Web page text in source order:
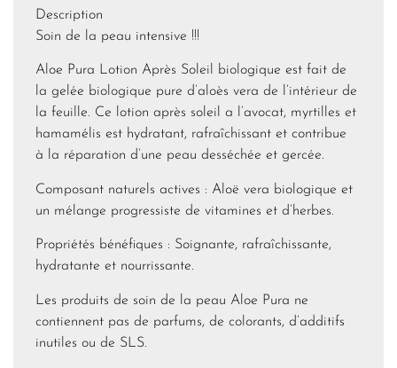
Description
Soin de la peau intensive !!!
Aloe Pura Lotion Après Soleil biologique est fait de
la gelée biologique pure d’aloès vera de l’intérieur de
la feuille. Ce lotion après soleil a l’avocat, myrtilles et
hamamélis est hydratant, rafraîchissant et contribue
à la réparation d’une peau desséchée et gercée.
Composant naturels actives : Aloë vera biologique et
un mélange progressiste de vitamines et d’herbes.
Propriétés bénéfiques : Soignante, rafraîchissante,
hydratante et nourrissante.
Les produits de soin de la peau Aloe Pura ne
contiennent pas de parfums, de colorants, d’additifs
inutiles ou de SLS.